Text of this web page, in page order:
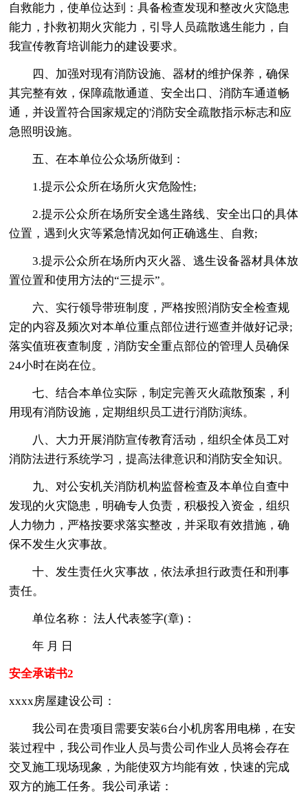
自救能力，使单位达到：具备检查发现和整改火灾隐患
能力，扑救初期火灾能力，引导人员疏散逃生能力，自
我宣传教育培训能力的建设要求。
四、加强对现有消防设施、器材的维护保养，确保
其完整有效，保障疏散通道、安全出口、消防车通道畅
通，并设置符合国家规定的'消防安全疏散指示标志和应
急照明设施。
五、在本单位公众场所做到：
1.提示公众所在场所火灾危险性;
2.提示公众所在场所安全逃生路线、安全出口的具体
位置，遇到火灾等紧急情况如何正确逃生、自救;
3.提示公众所在场所内灭火器、逃生设备器材具体放
置位置和使用方法的“三提示”。
六、实行领导带班制度，严格按照消防安全检查规
定的内容及频次对本单位重点部位进行巡查并做好记录;
落实值班夜查制度，消防安全重点部位的管理人员确保
24小时在岗在位。
七、结合本单位实际，制定完善灭火疏散预案，利
用现有消防设施，定期组织员工进行消防演练。
八、大力开展消防宣传教育活动，组织全体员工对
消防法进行系统学习，提高法律意识和消防安全知识。
九、对公安机关消防机构监督检查及本单位自查中
发现的火灾隐患，明确专人负责，积极投入资金，组织
人力物力，严格按要求落实整改，并采取有效措施，确
保不发生火灾事故。
十、发生责任火灾事故，依法承担行政责任和刑事
责任。
单位名称： 法人代表签字(章)：
年 月 日
安全承诺书2
xxxx房屋建设公司：
我公司在贵项目需要安装6台小机房客用电梯，在安
装过程中，我公司作业人员与贵公司作业人员将会存在
交叉施工现场现象，为能使双方均能有效，快速的完成
双方的施工任务。我公司承诺：